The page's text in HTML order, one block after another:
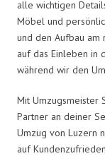
alle wichtigen
Möbel und
und den Aufbau am
auf das Einleben in
während wir den
Mit Umzugsmeister
Partner an deiner
Umzug von Luzern
auf